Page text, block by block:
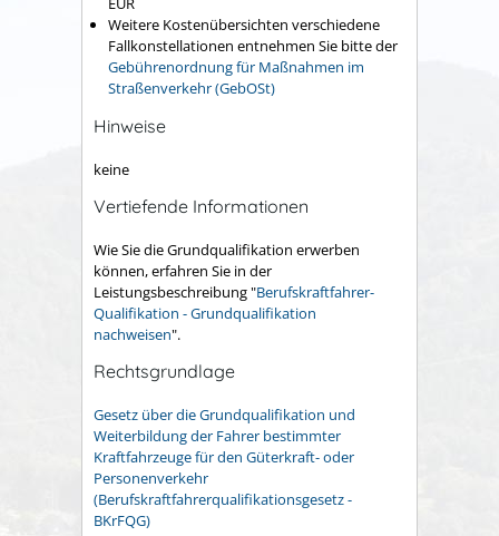
Weitere Kostenübersichten verschiedene
Fallkonstellationen entnehmen Sie bitte der
Gebührenordnung für Maßnahmen im
Straßenverkehr (GebOSt)
Hinweise
keine
Vertiefende Informationen
Wie Sie die Grundqualifikation erwerben
können, erfahren Sie in der
Leistungsbeschreibung "Berufskraftfahrer-
Qualifikation - Grundqualifikation
nachweisen".
Rechtsgrundlage
Gesetz über die Grundqualifikation und
Weiterbildung der Fahrer bestimmter
Kraftfahrzeuge für den Güterkraft- oder
Personenverkehr
(Berufskraftfahrerqualifikationsgesetz -
BKrFQG)